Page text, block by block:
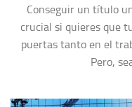
Conseguir un título
crucial si quieres que
puertas tanto en el
Pero,